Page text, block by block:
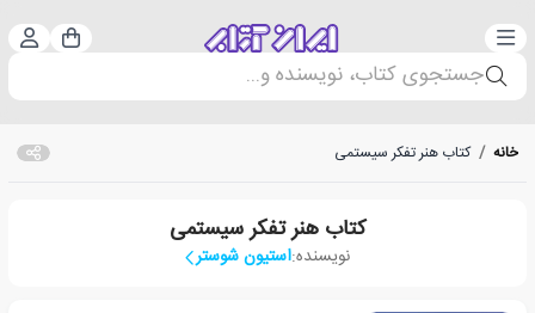
دسته‌بندی سبد
جستجوی کتاب، نویسنده و...
خانه / کتاب هنر تفکر سیستمی
کتاب هنر تفکر سیستمی
نویسنده:استیون شوستر